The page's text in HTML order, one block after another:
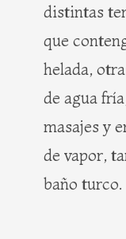
distintas
que
helada,
de agua
masajes y
de vapor,
baño turco.